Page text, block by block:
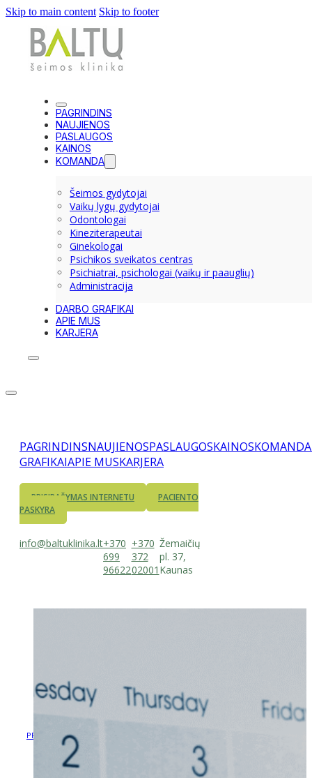
Skip to main content Skip to footer
PAGRINDINS
NAUJIENOS
PASLAUGOS
KAINOS
KOMANDA
Šeimos gydytojai
Vaikų lygų gydytojai
Odontologai
Kineziterapeutai
Ginekologai
Psichikos sveikatos centras
Psichiatrai, psichologai (vaikų ir paauglių)
Administracija
DARBO GRAFIKAI
APIE MUS
KARJERA
PAGRINDINSNAUJIENOSPASLAUGOSKAINOSKOMANDA
GRAFIKAIAPIE MUSKARJERA
PRISIRAŠYMAS INTERNETU
PACIENTO
PASKYRA
info@baltuklinika.lt+370
699
96622
+370
372
02001
Žemaičių
pl. 37,
Kaunas
KLINIKA DIRBS TRUMPIAU!
PRADŽIA / NAUJIENOS